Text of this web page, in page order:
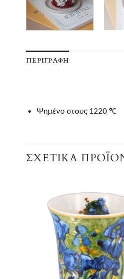
ΠΕΡΙΓΡΑΦΉ
Ψημένo στους 1220°C
ΣΧΕΤΙΚΆ